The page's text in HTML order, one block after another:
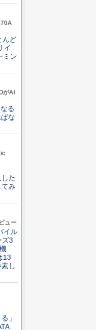
んど
イ
ミン
がAI
る
な
た
てみ
ュー
イル
ズ3
13
し
」